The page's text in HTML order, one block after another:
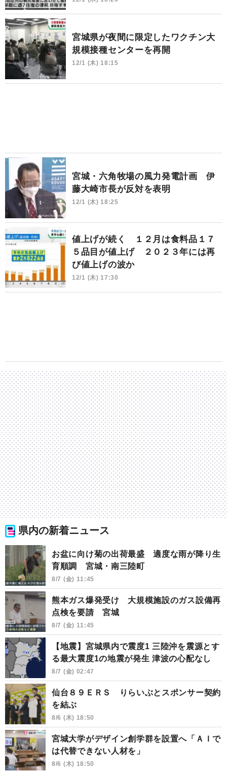
宮城県が夜間に限定したワクチン大
規模接種センターを再開
12/1 (木) 18:15
宮城・六角牧場の風力発電計画 伊
藤大崎市長が反対を表明
12/1 (木) 18:25
値上げが続く １２月は食料品１７
５品目が値上げ ２０２３年には再
び値上げの波か
12/1 (木) 17:30
県内の新着ニュース
お盆に向け菊の出荷最盛 適度な雨が降り生
育順調 宮城・南三陸町
8/7 (金) 11:45
熊本ガス爆発受け 大規模施設のガス設備再
点検を要請 宮城
8/7 (金) 11:45
【地震】宮城県内で震度1 三陸沖を震源とす
る最大震度1の地震が発生 津波の心配なし
8/7 (金) 02:47
仙台８９ＥＲＳ りらいぶとスポンサー契約
を結ぶ
8/6 (木) 18:50
宮城大学がデザイン創学群を設置へ「ＡＩで
は代替できない人材を」
8/6 (木) 18:50